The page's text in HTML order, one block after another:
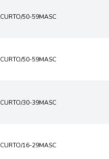
CURTO/50-59MASC
CURTO/50-59MASC
CURTO/30-39MASC
CURTO/16-29MASC